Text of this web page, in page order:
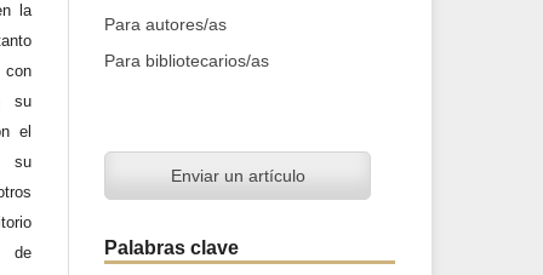
la
con
su
el
su
de
Para autores/as
Para bibliotecarios/as
Enviar un artículo
Palabras clave